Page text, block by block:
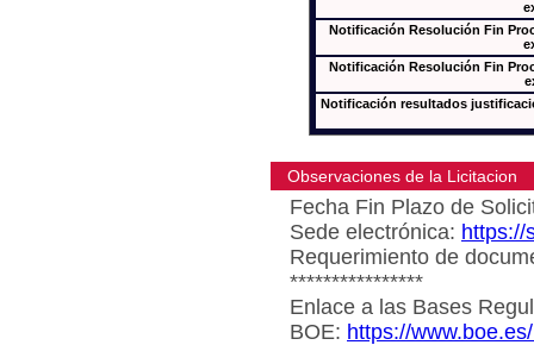
Notificación Resolución Fin
Notificación Resolución Fin
Notificación resultados
Observaciones de la Licitacion
Fecha Fin Plazo de
Sede electrónica: https://
Requerimiento de
****************
Enlace a las Bases
BOE: https://